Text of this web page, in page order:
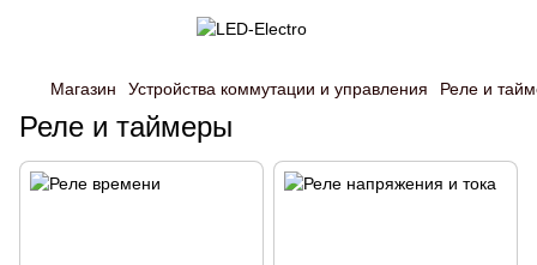
Магазин Устройства коммутации и управления Реле и
Реле и таймеры